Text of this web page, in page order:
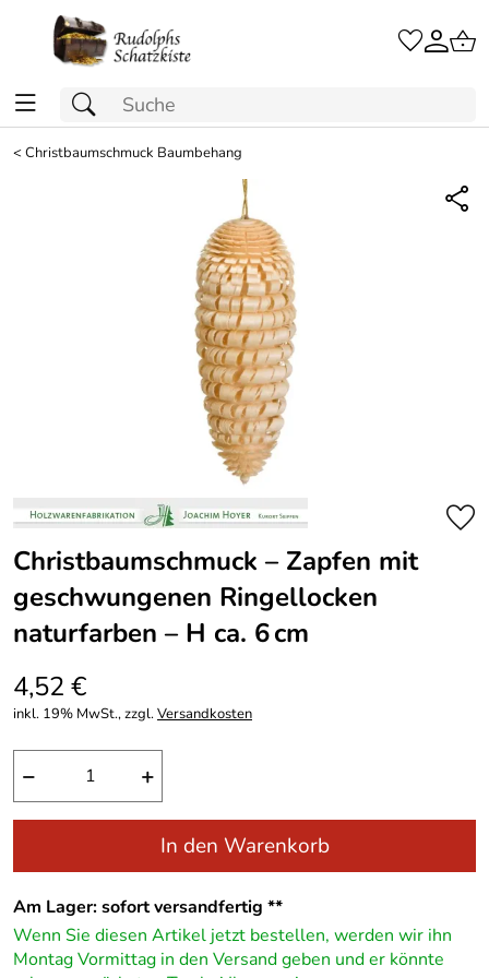
<Christbaumschmuck Baumbehang
Christbaumschmuck – Zapfen mit
geschwungenen Ringellocken
naturfarben – H ca. 6 cm
4,52 €
inkl. 19% MwSt., zzgl.Versandkosten
− +
In den Warenkorb
Am Lager: sofort versandfertig **
Wenn Sie diesen Artikel jetzt bestellen, werden wir ihn
Montag Vormittag in den Versand geben und er könnte